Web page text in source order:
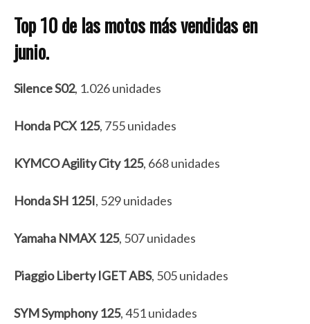
Top 10 de las motos más vendidas en
junio.
Silence S02, 1.026 unidades
Honda PCX 125, 755 unidades
KYMCO Agility City 125, 668 unidades
Honda SH 125I, 529 unidades
Yamaha NMAX 125, 507 unidades
Piaggio Liberty IGET ABS, 505 unidades
SYM Symphony 125, 451 unidades